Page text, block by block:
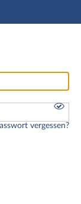
vergessen?